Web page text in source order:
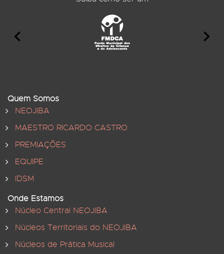
Quem Somos
NEOJIBA
MAESTRO RICARDO CASTRO
PREMIAÇÕES
EQUIPE
IDSM
Onde Estamos
Núcleo Central NEOJIBA
Núcleos Territoriais do NEOJIBA
Núcleos de Prática Musical